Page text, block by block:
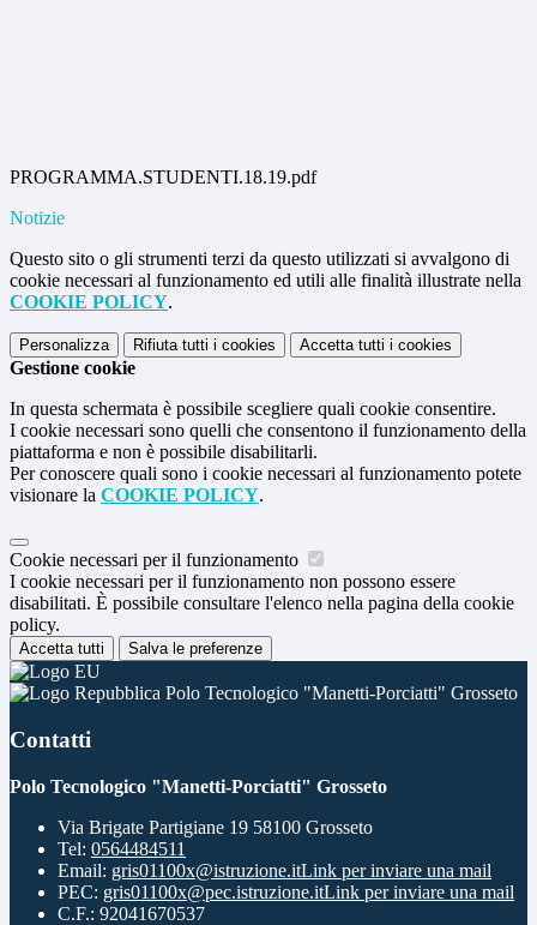
PROGRAMMA.STUDENTI.18.19.pdf
Notizie
Questo sito o gli strumenti terzi da questo utilizzati si avvalgono di
cookie necessari al funzionamento ed utili alle finalità illustrate nella
COOKIE POLICY.
Personalizza Rifiuta tutti i cookies Accetta tutti i cookies
Gestione cookie
In questa schermata è possibile scegliere quali cookie consentire.
I cookie necessari sono quelli che consentono il funzionamento della
piattaforma e non è possibile disabilitarli.
Per conoscere quali sono i cookie necessari al funzionamento potete
visionare la COOKIE POLICY.
Cookie necessari per il funzionamento
I cookie necessari per il funzionamento non possono essere
disabilitati. È possibile consultare l'elenco nella pagina della cookie
policy.
Accetta tutti Salva le preferenze
Polo Tecnologico "Manetti-Porciatti" Grosseto
Contatti
Polo Tecnologico "Manetti-Porciatti" Grosseto
Via Brigate Partigiane 19 58100 Grosseto
Tel: 0564484511
Email: gris01100x@istruzione.itLink per inviare una mail
PEC: gris01100x@pec.istruzione.itLink per inviare una mail
C.F.: 92041670537